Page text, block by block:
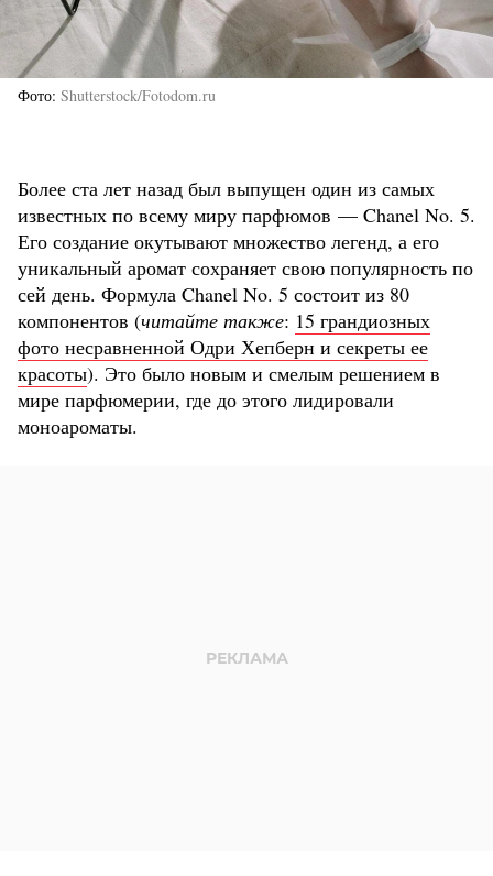
Фото Shutterstock/Fotodom.ru
Более ста лет назад был выпущен один из самых
известных по всему миру парфюмов — Chanel No. 5.
Его создание окутывают множество легенд, а его
уникальный аромат сохраняет свою популярность по
сей день. Формула Chanel No. 5 состоит из 80
компонентов (читайте также: 15 грандиозных
фото несравненной Одри Хепберн и секреты ее
красоты). Это было новым и смелым решением в
мире парфюмерии, где до этого лидировали
моноароматы.